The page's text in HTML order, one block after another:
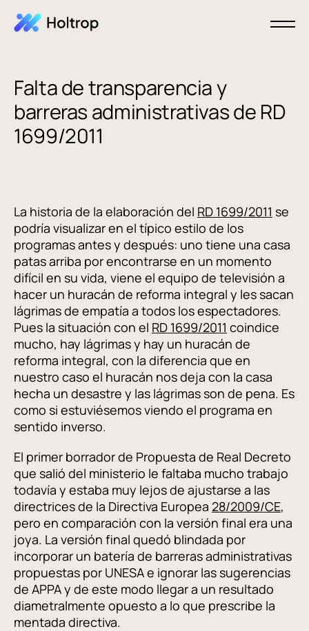
Falta de transparencia y
barreras administrativas de RD
1699/2011
La historia de la elaboración del RD 1699/2011 se
podría visualizar en el típico estilo de los
programas antes y después: uno tiene una casa
patas arriba por encontrarse en un momento
difícil en su vida, viene el equipo de televisión a
hacer un huracán de reforma integral y les sacan
lágrimas de empatía a todos los espectadores.
Pues la situación con el RD 1699/2011 coindice
mucho, hay lágrimas y hay un huracán de
reforma integral, con la diferencia que en
nuestro caso el huracán nos deja con la casa
hecha un desastre y las lágrimas son de pena. Es
como si estuviésemos viendo el programa en
sentido inverso.
El primer borrador de Propuesta de Real Decreto
que salió del ministerio le faltaba mucho trabajo
todavía y estaba muy lejos de ajustarse a las
directrices de la Directiva Europea 28/2009/CE,
pero en comparación con la versión final era una
joya. La versión final quedó blindada por
incorporar un batería de barreras administrativas
propuestas por UNESA e ignorar las sugerencias
de APPA y de este modo llegar a un resultado
diametralmente opuesto a lo que prescribe la
mentada directiva.